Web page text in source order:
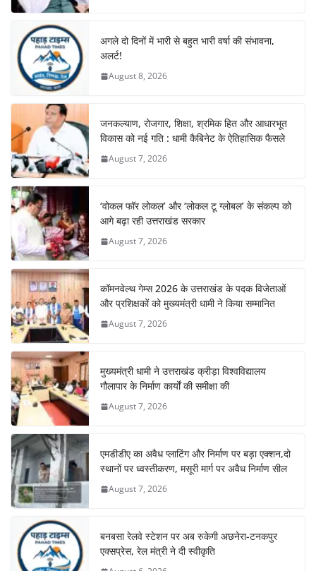
अगले दो दिनों में भारी से बहुत भारी वर्षा की संभावना,
अलर्ट!
August 8, 2026
जनकल्याण, रोजगार, शिक्षा, श्रमिक हित और आधारभूत
विकास को नई गति : धामी कैबिनेट के ऐतिहासिक फैसले
August 7, 2026
‘वोकल फॉर लोकल’ और ‘लोकल टू ग्लोबल’ के संकल्प को
आगे बढ़ा रही उत्तराखंड सरकार
August 7, 2026
कॉमनवेल्थ गेम्स 2026 के उत्तराखंड के पदक विजेताओं
और प्रशिक्षकों को मुख्यमंत्री धामी ने किया सम्मानित
August 7, 2026
मुख्यमंत्री धामी ने उत्तराखंड क्रीड़ा विश्वविद्यालय
गौलापार के निर्माण कार्यों की समीक्षा की
August 7, 2026
एमडीडीए का अवैध प्लाटिंग और निर्माण पर बड़ा एक्शन,दो
स्थानों पर ध्वस्तीकरण, मसूरी मार्ग पर अवैध निर्माण सील
August 7, 2026
बनबसा रेलवे स्टेशन पर अब रुकेगी अछनेरा-टनकपुर
एक्सप्रेस, रेल मंत्री ने दी स्वीकृति